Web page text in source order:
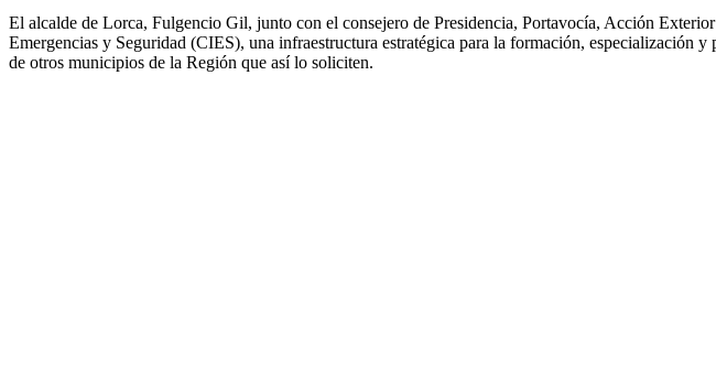
El alcalde de Lorca, Fulgencio Gil, junto con el consejero de Presidencia, Portavocía, Acción
Emergencias y Seguridad (CIES), una infraestructura estratégica para la formación,
de otros municipios de la Región que así lo soliciten.